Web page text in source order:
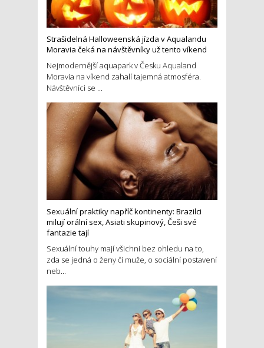
Strašidelná Halloweenská jízda v Aqualandu
Moravia čeká na návštěvníky už tento víkend
Nejmodernější aquapark v Česku Aqualand
Moravia na víkend zahalí tajemná atmosféra.
Návštěvníci se ...
Sexuální praktiky napříč kontinenty: Brazilci
milují orální sex, Asiati skupinový, Češi své
fantazie tají
Sexuální touhy mají všichni bez ohledu na to,
zda se jedná o ženy či muže, o sociální postavení
neb...